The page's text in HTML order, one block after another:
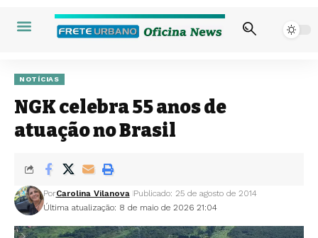
NOTÍCIAS
NGK celebra 55 anos de
atuação no Brasil
Última atualização: 8 de maio de 2026 21:04
PorCarolina Vilanova Publicado: 25 de agosto de 2014